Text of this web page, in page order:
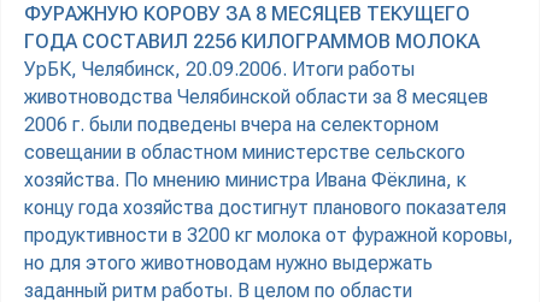
ФУРАЖНУЮ КОРОВУ ЗА 8 МЕСЯЦЕВ ТЕКУЩЕГО
ГОДА СОСТАВИЛ 2256 КИЛОГРАММОВ МОЛОКА
УрБК, Челябинск, 20.09.2006. Итоги работы
животноводства Челябинской области за 8 месяцев
2006 г. были подведены вчера на селекторном
совещании в областном министерстве сельского
хозяйства. По мнению министра Ивана Фёклина, к
концу года хозяйства достигнут планового показателя
продуктивности в 3200 кг молока от фуражной коровы,
но для этого животноводам нужно выдержать
заданный ритм работы. В целом по области